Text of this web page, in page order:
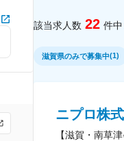
該当求人数 22 件中
滋賀県のみで募集中(1)
ニプロ株
【滋賀・南草